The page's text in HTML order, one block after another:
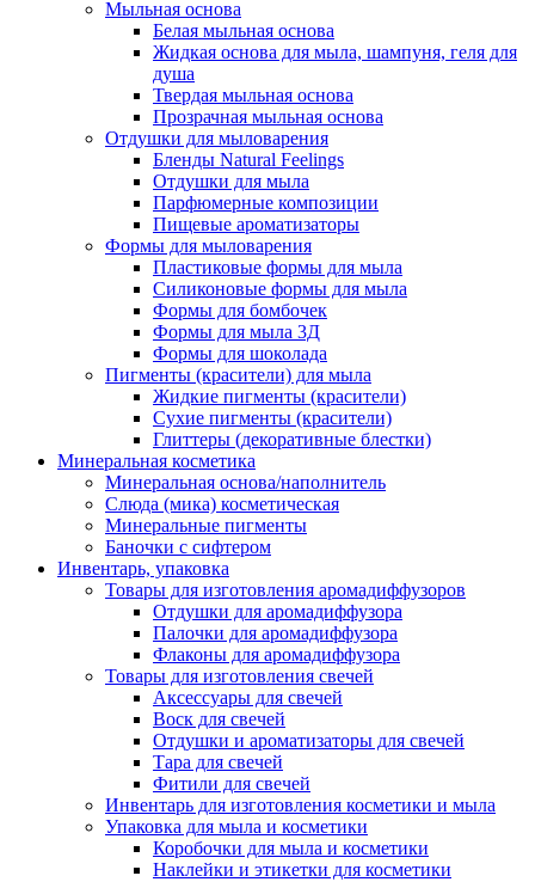
Мыльная основа
Белая мыльная основа
Жидкая основа для мыла, шампуня, геля для
душа
Твердая мыльная основа
Прозрачная мыльная основа
Отдушки для мыловарения
Бленды Natural Feelings
Отдушки для мыла
Парфюмерные композиции
Пищевые ароматизаторы
Формы для мыловарения
Пластиковые формы для мыла
Силиконовые формы для мыла
Формы для бомбочек
Формы для мыла 3Д
Формы для шоколада
Пигменты (красители) для мыла
Жидкие пигменты (красители)
Сухие пигменты (красители)
Глиттеры (декоративные блестки)
Минеральная косметика
Минеральная основа/наполнитель
Слюда (мика) косметическая
Минеральные пигменты
Баночки с сифтером
Инвентарь, упаковка
Товары для изготовления аромадиффузоров
Отдушки для аромадиффузора
Палочки для аромадиффузора
Флаконы для аромадиффузора
Товары для изготовления свечей
Аксессуары для свечей
Воск для свечей
Отдушки и ароматизаторы для свечей
Тара для свечей
Фитили для свечей
Инвентарь для изготовления косметики и мыла
Упаковка для мыла и косметики
Коробочки для мыла и косметики
Наклейки и этикетки для косметики